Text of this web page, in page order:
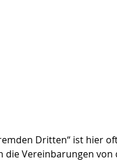
Dritten“ ist hier
die Vereinbarungen